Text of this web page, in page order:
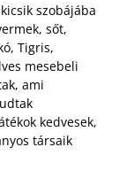
szobájába
sőt,
Tigris,
mesebeli
ami
kedvesek,
társaik